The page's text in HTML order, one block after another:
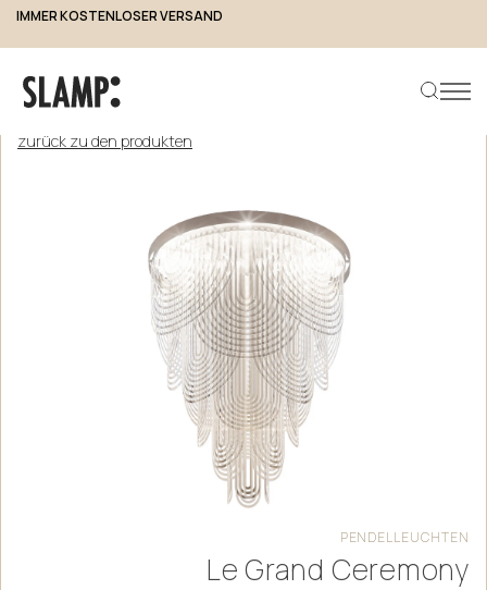
IMMER KOSTENLOSER VERSAND
Produkt suchen
zurück zu den produkten
PENDELLEUCHTEN
Le Grand Ceremony